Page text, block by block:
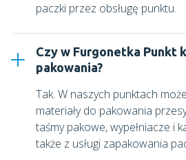
paczki przez obsługę punktu.
Czy w Furgonetka Punkt
pakowania?
Tak. W naszych punktach
materiały do pakowania
taśmy pakowe, wypełniacze i
także z usługi zapakowania